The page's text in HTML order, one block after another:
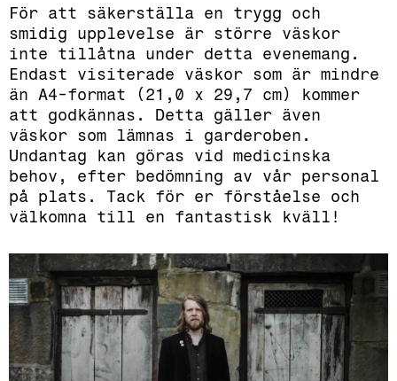
För att säkerställa en trygg och
smidig upplevelse är större väskor
inte tillåtna under detta evenemang.
Endast visiterade väskor som är mindre
än A4-format (21,0 x 29,7 cm) kommer
att godkännas. Detta gäller även
väskor som lämnas i garderoben.
Undantag kan göras vid medicinska
behov, efter bedömning av vår personal
på plats. Tack för er förståelse och
välkomna till en fantastisk kväll!